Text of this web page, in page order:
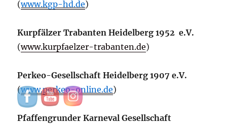
(www.kgp-hd.de)
Kurpfälzer Trabanten Heidelberg 1952 e.V.
(www.kurpfaelzer-trabanten.de)
Perkeo-Gesellschaft Heidelberg 1907 e.V.
(www.perkeo-online.de)
Pfaffengrunder Karneval Gesellschaft